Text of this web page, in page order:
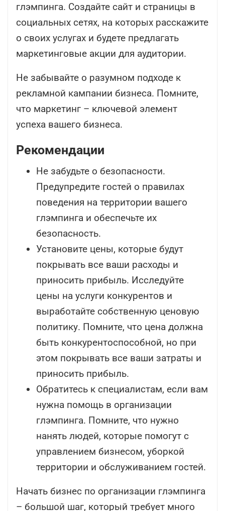
глэмпинга. Создайте сайт и страницы в
социальных сетях, на которых расскажите
о своих услугах и будете предлагать
маркетинговые акции для аудитории.
Не забывайте о разумном подходе к
рекламной кампании бизнеса. Помните,
что маркетинг – ключевой элемент
успеха вашего бизнеса.
Рекомендации
Не забудьте о безопасности.
Предупредите гостей о правилах
поведения на территории вашего
глэмпинга и обеспечьте их
безопасность.
Установите цены, которые будут
покрывать все ваши расходы и
приносить прибыль. Исследуйте
цены на услуги конкурентов и
выработайте собственную ценовую
политику. Помните, что цена должна
быть конкурентоспособной, но при
этом покрывать все ваши затраты и
приносить прибыль.
Обратитесь к специалистам, если вам
нужна помощь в организации
глэмпинга. Помните, что нужно
нанять людей, которые помогут с
управлением бизнесом, уборкой
территории и обслуживанием гостей.
Начать бизнес по организации глэмпинга
– большой шаг, который требует много